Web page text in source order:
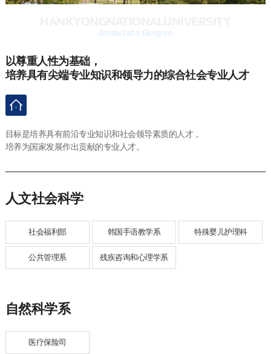
以尊重人性为基础，
培养具有尖端专业知识和领导力的综合社会专业人才
目标是培养具有前沿专业知识和社会领导素质的人才，
培养为国家发展作出贡献的专业人才。
人文社会科学
社会福利部 韩国手语教学系 特殊婴儿护理科
公共管理系 残疾咨询和心理学系
自然科学系
医疗保险司